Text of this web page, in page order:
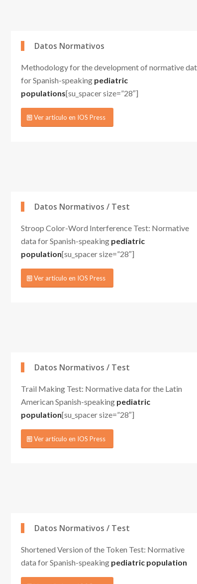
Datos Normativos
Methodology for the development of normative
for Spanish-speaking pediatric
populations[su_spacer size=”28″]
Ver artículo en IOS Press
Datos Normativos / Test
Stroop Color-Word Interference Test: Normative
data for Spanish-speaking pediatric
population[su_spacer size=”28″]
Ver artículo en IOS Press
Datos Normativos / Test
Trail Making Test: Normative data for the Latin
American Spanish-speaking pediatric
population[su_spacer size=”28″]
Ver artículo en IOS Press
Datos Normativos / Test
Shortened Version of the Token Test: Normative
data for Spanish-speaking pediatric population